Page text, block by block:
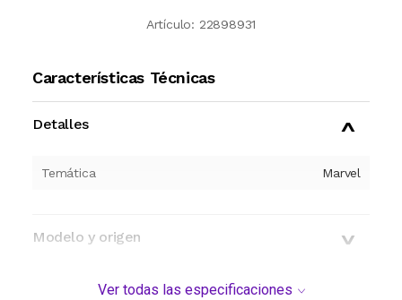
Artículo: 22898931
Características Técnicas
Detalles
Temática Marvel
Modelo y origen
Ver todas las especificaciones